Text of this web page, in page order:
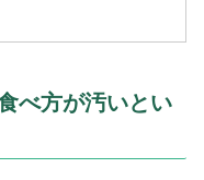
べ方が汚いとい